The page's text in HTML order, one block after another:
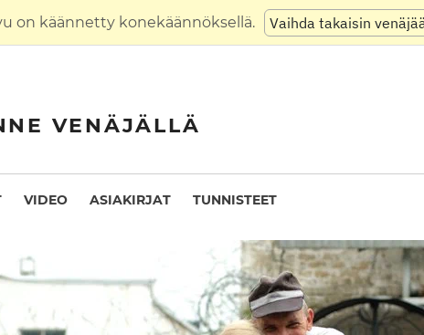
on käännetty konekäännöksellä. Vaihda takaisin
VENÄJÄLLÄ
VIDEO ASIAKIRJAT TUNNISTEET